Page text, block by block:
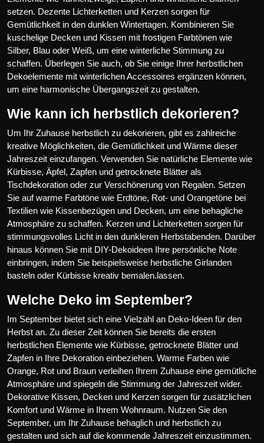
setzen. Dezente Lichterketten und Kerzen sorgen für
Gemütlichkeit in den dunklen Wintertagen. Kombinieren Sie
kuschelige Decken und Kissen mit frostigen Farbtönen wie
Silber, Blau oder Weiß, um eine winterliche Stimmung zu
schaffen. Überlegen Sie auch, ob Sie einige Ihrer herbstlichen
Dekoelemente mit winterlichen Accessoires ergänzen können,
um eine harmonische Übergangszeit zu gestalten.
Wie kann ich herbstlich dekorieren?
Um Ihr Zuhause herbstlich zu dekorieren, gibt es zahlreiche
kreative Möglichkeiten, die Gemütlichkeit und Wärme dieser
Jahreszeit einzufangen. Verwenden Sie natürliche Elemente wie
Kürbisse, Äpfel, Zapfen und getrocknete Blätter als
Tischdekoration oder zur Verschönerung von Regalen. Setzen
Sie auf warme Farbtöne wie Erdtöne, Rot- und Orangetöne bei
Textilien wie Kissenbezügen und Decken, um eine behagliche
Atmosphäre zu schaffen. Kerzen und Lichterketten sorgen für
stimmungsvolles Licht in den dunkleren Herbstabenden. Darüber
hinaus können Sie mit DIY-Dekoideen Ihre persönliche Note
einbringen, indem Sie beispielsweise herbstliche Girlanden
basteln oder Kürbisse kreativ bemalen.lassen.
Welche Deko im September?
Im September bietet sich eine Vielzahl an Deko-Ideen für den
Herbst an. Zu dieser Zeit können Sie bereits die ersten
herbstlichen Elemente wie Kürbisse, getrocknete Blätter und
Zapfen in Ihre Dekoration einbeziehen. Warme Farben wie
Orange, Rot und Braun verleihen Ihrem Zuhause eine gemütliche
Atmosphäre und spiegeln die Stimmung der Jahreszeit wider.
Dekorative Kissen, Decken und Kerzen sorgen für zusätzlichen
Komfort und Wärme in Ihrem Wohnraum. Nutzen Sie den
September, um Ihr Zuhause behaglich und herbstlich zu
gestalten und sich auf die kommende Jahreszeit einzustimmen.